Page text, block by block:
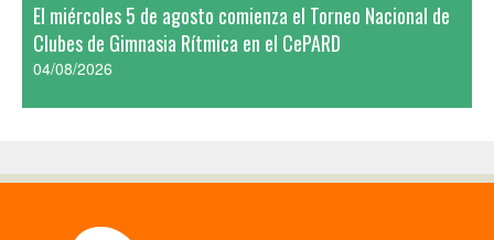
El miércoles 5 de agosto comienza el Torneo Nacional de
Clubes de Gimnasia Rítmica en el CePARD
04/08/2026